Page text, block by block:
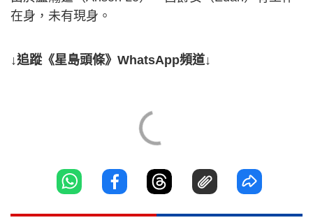
在身，未有現身。
↓追蹤《星島頭條》WhatsApp頻道↓